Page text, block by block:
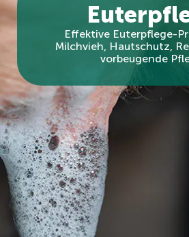
Effektive Euterpflege-
Milchvieh, Hautschutz,
vorbeugende